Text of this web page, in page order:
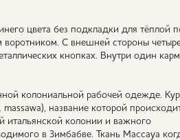
цвета без подкладки для тёплой
С внешней стороны
кнопках. Внутри один
колониальной рабочей одежде.
название которой
итальянской колонии и важного
в Зимбабве. Ткань Массауа